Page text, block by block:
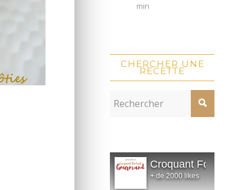
min
CHERCHER UNE
RECETTE
Croquant Fondant
+ de 2000 likes